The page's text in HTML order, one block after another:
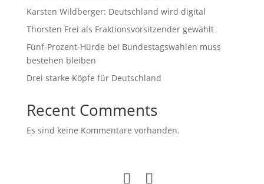
Karsten Wildberger: Deutschland wird digital
Thorsten Frei als Fraktionsvorsitzender gewählt
Fünf-Prozent-Hürde bei Bundestagswahlen muss
bestehen bleiben
Drei starke Köpfe für Deutschland
Recent Comments
Es sind keine Kommentare vorhanden.